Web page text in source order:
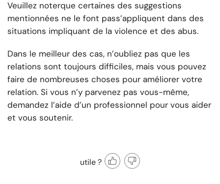
Veuillez noterque certaines des suggestions
mentionnées ne le font pass’appliquent dans des
situations impliquant de la violence et des abus.
Dans le meilleur des cas, n’oubliez pas que les
relations sont toujours difficiles, mais vous pouvez
faire de nombreuses choses pour améliorer votre
relation. Si vous n’y parvenez pas vous-même,
demandez l’aide d’un professionnel pour vous aider
et vous soutenir.
utile ?